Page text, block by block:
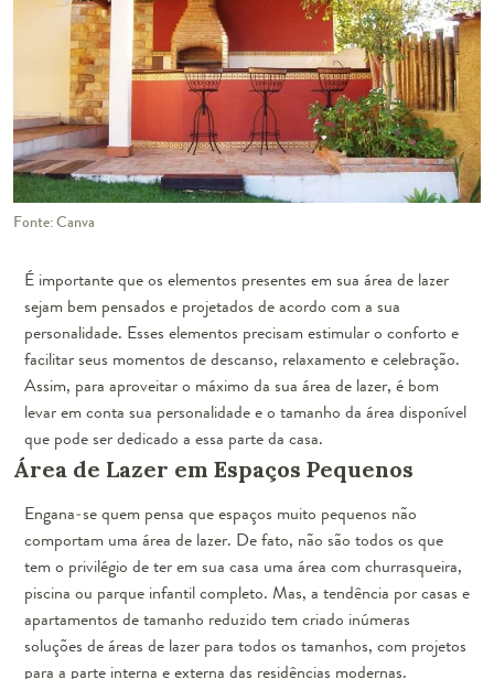
Fonte: Canva
É importante que os elementos presentes em sua área de lazer
sejam bem pensados e projetados de acordo com a sua
personalidade. Esses elementos precisamestimular o conforto e
facilitar seus momentos de descanso, relaxamento ecelebração.
Assim, para aproveitar o máximo da sua área de lazer, é bom
levar em conta sua personalidade e o tamanho da área disponível
que pode ser dedicado a essa parte da casa.
Área de Lazer em Espaços Pequenos
Engana-se quem pensa que espaços muito pequenos não
comportam uma área de lazer. De fato, não são todos os que
tem o privilégio de ter em sua casa uma área com churrasqueira,
piscina ou parque infantil completo. Mas, a tendência por casas e
apartamentos de tamanho reduzido tem criado inúmeras
soluções de áreas de lazer para todos os tamanhos, com projetos
para a parte interna e externa das residências modernas.